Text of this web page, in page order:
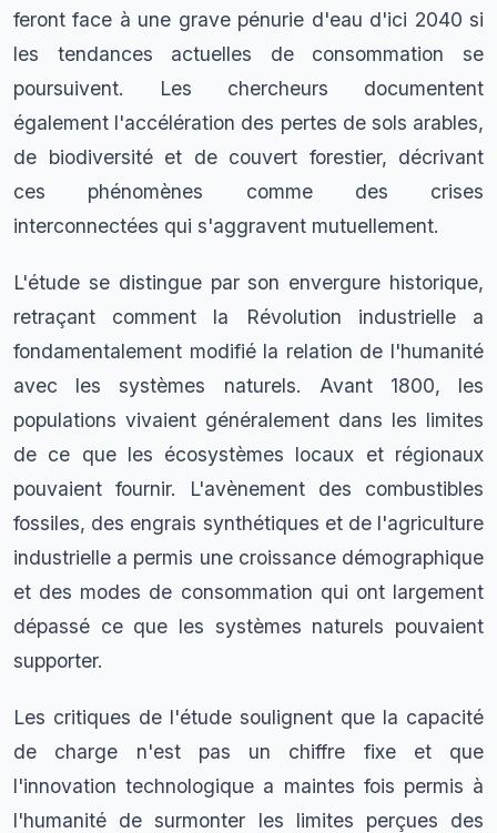
feront face à une grave pénurie d'eau d'ici 2040 si
les tendances actuelles de consommation se
poursuivent. Les chercheurs documentent
également l'accélération des pertes de sols arables,
de biodiversité et de couvert forestier, décrivant
ces phénomènes comme des crises
interconnectées qui s'aggravent mutuellement.
L'étude se distingue par son envergure historique,
retraçant comment la Révolution industrielle a
fondamentalement modifié la relation de l'humanité
avec les systèmes naturels. Avant 1800, les
populations vivaient généralement dans les limites
de ce que les écosystèmes locaux et régionaux
pouvaient fournir. L'avènement des combustibles
fossiles, des engrais synthétiques et de l'agriculture
industrielle a permis une croissance démographique
et des modes de consommation qui ont largement
dépassé ce que les systèmes naturels pouvaient
supporter.
Les critiques de l'étude soulignent que la capacité
de charge n'est pas un chiffre fixe et que
l'innovation technologique a maintes fois permis à
l'humanité de surmonter les limites perçues des